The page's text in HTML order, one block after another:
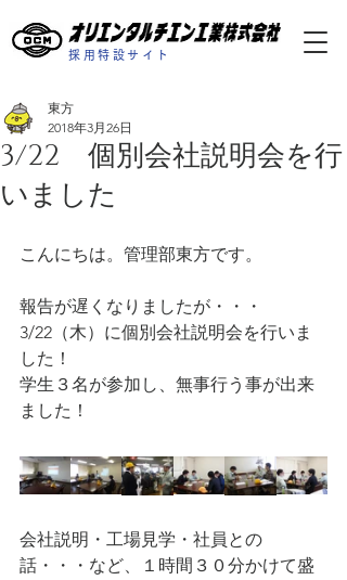
採用特設サイト
3/22 個別会社説明会を行
いました
東方
2018年3月26日
こんにちは。管理部東方です。
報告が遅くなりましたが・・・
3/22（木）に個別会社説明会を行いま
した！
学生３名が参加し、無事行う事が出来
ました！
会社説明・工場見学・社員との
話・・・など、１時間３０分かけて盛